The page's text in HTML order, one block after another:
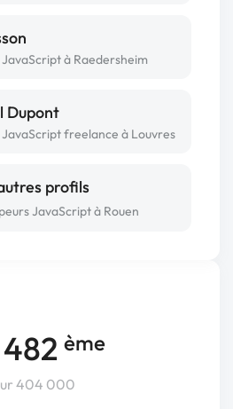
ème
404 000
à Raedersheim
Dupont
freelance à Louvres
profils
JavaScript à Rouen